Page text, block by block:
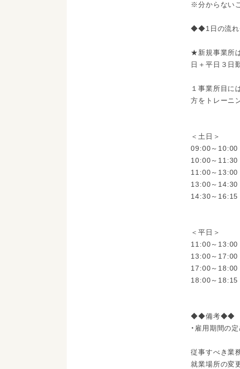
※分からない
◆◆1日の流
★新規事業所
日＋平日３日
１事業所目に
方をトレーニ
＜土日＞
09:00～10:00
10:00～
11:00～
13:00～
14:30～16:15
＜平日＞
11:00～
13:00～
17:00～
18:00～18:15
◆◆備考◆◆
・雇用期間の
従事すべき業
就業場所の変